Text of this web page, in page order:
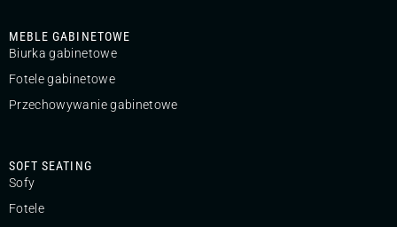
MEBLE GABINETOWE
Biurka gabinetowe
Fotele gabinetowe
Przechowywanie gabinetowe
SOFT SEATING
Sofy
Fotele